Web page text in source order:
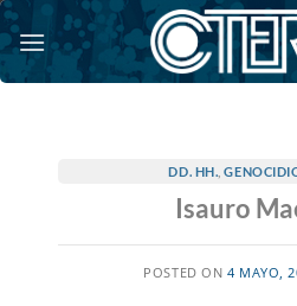
Saltar
al
contenido
DD. HH. ,
Isauro
POSTED ON 4 MAYO,